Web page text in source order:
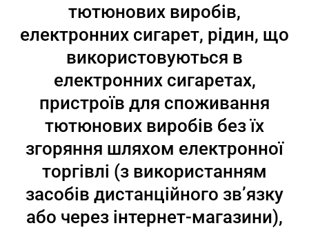
тютюнових виробів,
електронних сигарет, рідин, що
використовуються в
електронних сигаретах,
пристроїв для споживання
тютюнових виробів без їх
згоряння шляхом електронної
торгівлі (з використанням
засобів дистанційного зв’язку
або через інтернет-магазини),